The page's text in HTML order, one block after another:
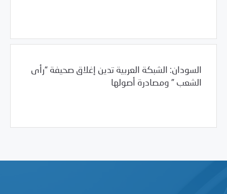
السودان: الشبكة العربية تدين إغلاق صحيفة “رأى
الشعب ” ومصادرة أصولها